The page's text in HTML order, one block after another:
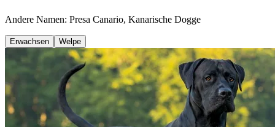
Andere Namen: Presa Canario, Kanarische Dogge
Erwachsen Welpe